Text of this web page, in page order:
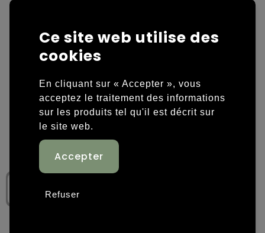
Overige tassen
Sacs en papier
Sacs promotionnels
Sacs de voyage
Sacs à dos
Polos
Sweaters personnalisés
T-shirts personnalisés
Vestes personnalisées
Chaussures personnalisées
Ce site web utilise des
cookies
En cliquant sur « Accepter », vous
acceptez le traitement des informations
sur les produits tel qu'il est décrit sur
le site web.
Refuser